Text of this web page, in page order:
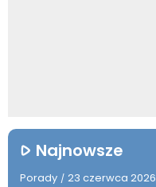
Najnowsze
Porady / 23 czerwca 2026